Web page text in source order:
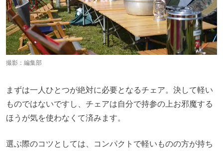
撮影：編集部
まずは一人ひとつが絶対に必要となるチェア。決して軽い
ものではないですし、チェアは自分で持参の上お邪魔する
ほうが気を使わなくて済みます。
選ぶ際のコツとしては、コンパクトで軽いものの方が持ち